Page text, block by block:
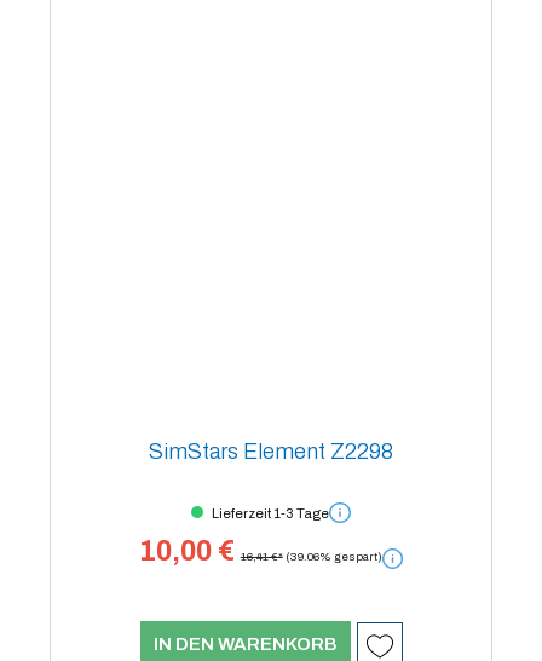
SimStars Element Z2298
Lieferzeit 1-3 Tage
10,00 € 16,41 €* (39.06% gespart)
IN DEN WARENKORB